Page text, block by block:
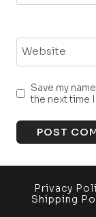
Website
Save my
the next time
Privacy
Shipping